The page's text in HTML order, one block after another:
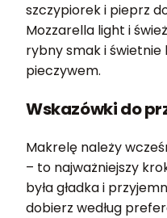
szczypiorek i pieprz
Mozzarella light i
rybny smak i
pieczywem.
Wskazówki do
Makrelę należy
– to najważniejszy
była gładka i
dobierz według